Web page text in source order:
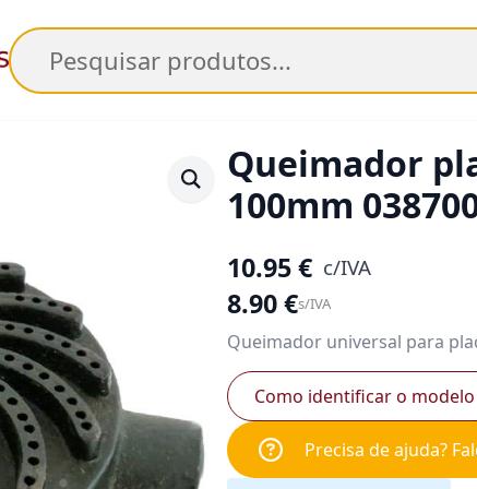
Pesquisar
Queimador
100mm
10.95€ c/IVA
8.90€s/IVA
Queimador universal para
Como identificar o modelo
Precisa de ajuda?